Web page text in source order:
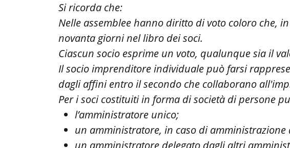
Si ricorda che:
Nelle assemblee hanno diritto di voto coloro che,
novanta giorni nel libro dei soci.
Ciascun socio esprime un voto, qualunque sia il
Il socio imprenditore individuale può farsi
dagli affini entro il secondo che collaborano
Per i soci costituiti in forma di società di persone
l’amministratore unico;
un amministratore, in caso di amministrazione
un amministratore delegato dagli altri